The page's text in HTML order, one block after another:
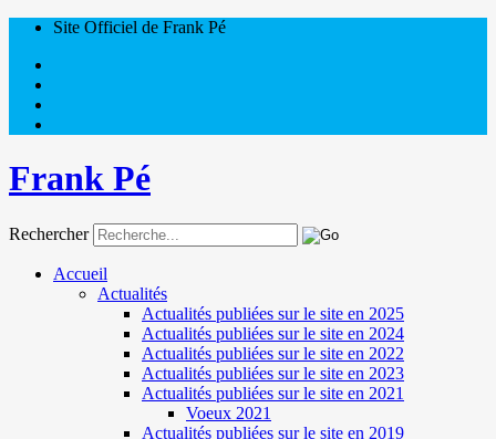
Site Officiel de Frank Pé
Frank Pé
Rechercher
Accueil
Actualités
Actualités publiées sur le site en 2025
Actualités publiées sur le site en 2024
Actualités publiées sur le site en 2022
Actualités publiées sur le site en 2023
Actualités publiées sur le site en 2021
Voeux 2021
Actualités publiées sur le site en 2019